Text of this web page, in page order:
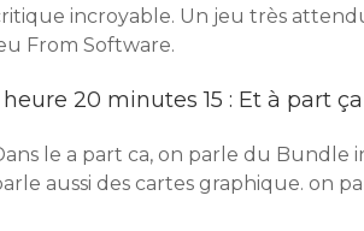
incroyable. Un jeu très
From Software.
heure 20 minutes 15 : Et à part
le a part ca, on parle du Bundle
aussi des cartes graphique. on